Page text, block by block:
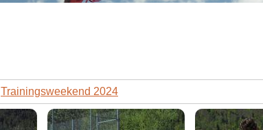
Trainingsweekend 2024